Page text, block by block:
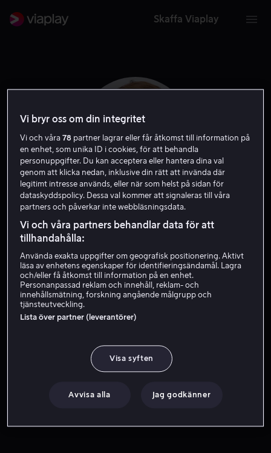
Skaffa Viaplay
Aiden Lovekamp
Vi bryr oss om din integritet
Vi och våra78 partner lagrar eller får åtkomst till information på
en enhet, som unika ID i cookies, för att behandla
personuppgifter. Du kan acceptera eller hantera dina val
genom att klicka nedan, inklusive din rätt att invända där
legitimt intresse används, eller när som helst på sidan för
dataskyddspolicy. Dessa val kommer att signaleras till våra
partners och påverkar inte webbläsningsdata.
Vi och våra partners behandlar data för att
tillhandahålla:
Använda exakta uppgifter om geografisk positionering. Aktivt
läsa av enhetens egenskaper för identifieringsändamål. Lagra
och/eller få åtkomst till information på en enhet.
Personanpassad reklam och innehåll, reklam- och
innehållsmätning, forskning angående målgrupp och
tjänsteutveckling.
Lista över partner (leverantörer)
Visa syften
Avvisa alla Jag godkänner